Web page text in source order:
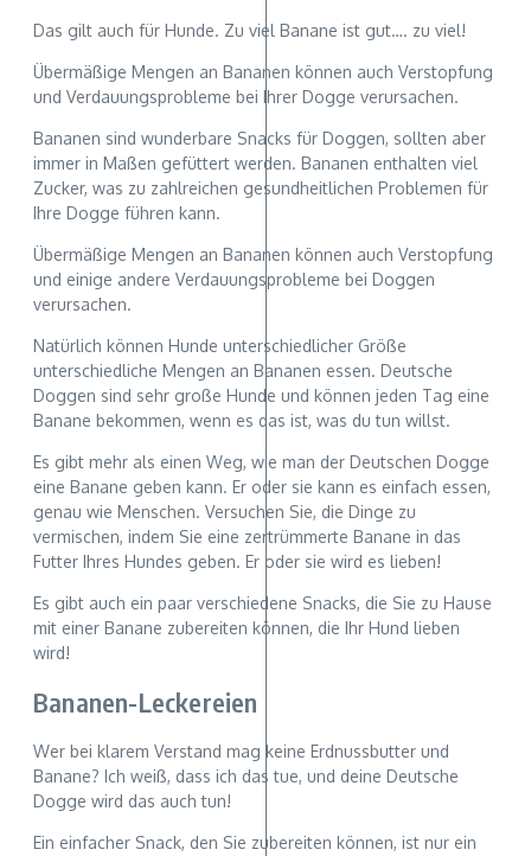
Das gilt auch für Hunde. Zu viel Banane ist gut…. zu viel!
Übermäßige Mengen an Bananen können auch Verstopfung
und Verdauungsprobleme bei Ihrer Dogge verursachen.
Bananen sind wunderbare Snacks für Doggen, sollten aber
immer in Maßen gefüttert werden. Bananen enthalten viel
Zucker, was zu zahlreichen gesundheitlichen Problemen für
Ihre Dogge führen kann.
Übermäßige Mengen an Bananen können auch Verstopfung
und einige andere Verdauungsprobleme bei Doggen
verursachen.
Natürlich können Hunde unterschiedlicher Größe
unterschiedliche Mengen an Bananen essen. Deutsche
Doggen sind sehr große Hunde und können jeden Tag eine
Banane bekommen, wenn es das ist, was du tun willst.
Es gibt mehr als einen Weg, wie man der Deutschen Dogge
eine Banane geben kann. Er oder sie kann es einfach essen,
genau wie Menschen. Versuchen Sie, die Dinge zu
vermischen, indem Sie eine zertrümmerte Banane in das
Futter Ihres Hundes geben. Er oder sie wird es lieben!
Es gibt auch ein paar verschiedene Snacks, die Sie zu Hause
mit einer Banane zubereiten können, die Ihr Hund lieben
wird!
Bananen-Leckereien
Wer bei klarem Verstand mag keine Erdnussbutter und
Banane? Ich weiß, dass ich das tue, und deine Deutsche
Dogge wird das auch tun!
Ein einfacher Snack, den Sie zubereiten können, ist nur ein